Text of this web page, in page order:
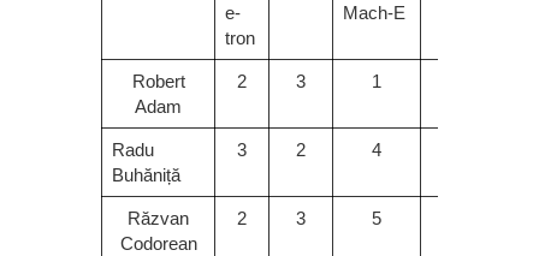
e-
tron
Mach-E
Robert
Adam
2 3 1
Radu
Buhăniță
3 2 4
Răzvan
Codorean
2 3 5